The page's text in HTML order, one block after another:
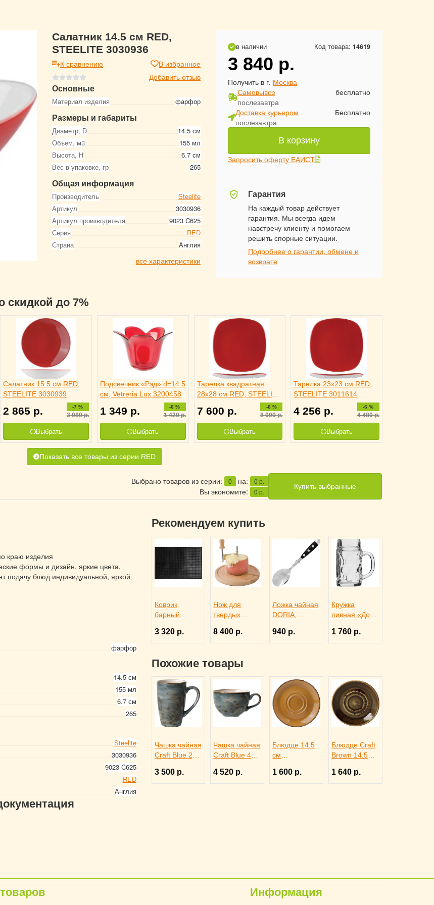
Салатник 14.5 см RED,
STEELITE 3030936
К сравнению
В избранное
Добавить отзыв
Основные
Материал изделия фарфор
Размеры и габариты
Диаметр, D
14.5 см
Объем, м3
155 мл
Высота, Н
6.7 см
Вес в упаковке, гр
265
Общая информация
Производитель
Steelite
Артикул
3030936
Артикул производителя
9023 C625
Серия
RED
Страна
Англия
все характеристики
в наличии Код товара: 14619
3 840 р.
Получить в г. Москва
Самовывоз
послезавтра
бесплатно
Доставка курьером
послезавтра
Бесплатно
В корзину
Запросить оферту ЕАИСТ
Гарантия
На каждый товар действует
гарантия. Мы всегда идем
навстречу клиенту и помогаем
решить спорные ситуации.
Подробнее о гарантии, обмене и
возврате
скидкой до 7%
Салатник 15.5 см RED,
STEELITE 3030939
2 865 р. -7 %
3 080р.
Выбрать
Подсвечник «Рэд» d=14.5
см, Vetreria Lux 3200458
1 349 р. -6 %
1 420р.
Выбрать
Тарелка квадратная
28x28 см RED, STEELITE
7 600 р. -6 %
8 000р.
Выбрать
Тарелка 23x23 см RED,
STEELITE 3011614
4 256 р. -6 %
4 480р.
Выбрать
Показать все товары из серии RED
Выбрано товаров из серии: 0 на: 0 р.
Вы экономите: 0 р.
Купить выбранные
краю изделия
формы и дизайн, яркие цвета,
подачу блюд индивидуальной, яркой
фарфор
14.5 см
155 мл
6.7 см
265
Steelite
3030936
9023 C625
RED
Англия
Рекомендуем купить
Коврик
барный
черный
резиновый,
2120624
3 320 р.
Нож для
твердых
шоколада d
22 см, APS
8 400 р.
Ложка чайная
DORIA,
3110437
940 р.
Кружка
пивная «Дон»
Borgonovo
1101106
1 760 р.
Похожие товары
Чашка чайная
Craft Blue 285
3140669
3 500 р.
Чашка чайная
Craft Blue 450
3140675
4 520 р.
Блюдце 14.5
см
MUSTARD,
STEELITE
1 600 р.
Блюдце Craft
Brown 14.5
3022171
1 640 р.
Информация